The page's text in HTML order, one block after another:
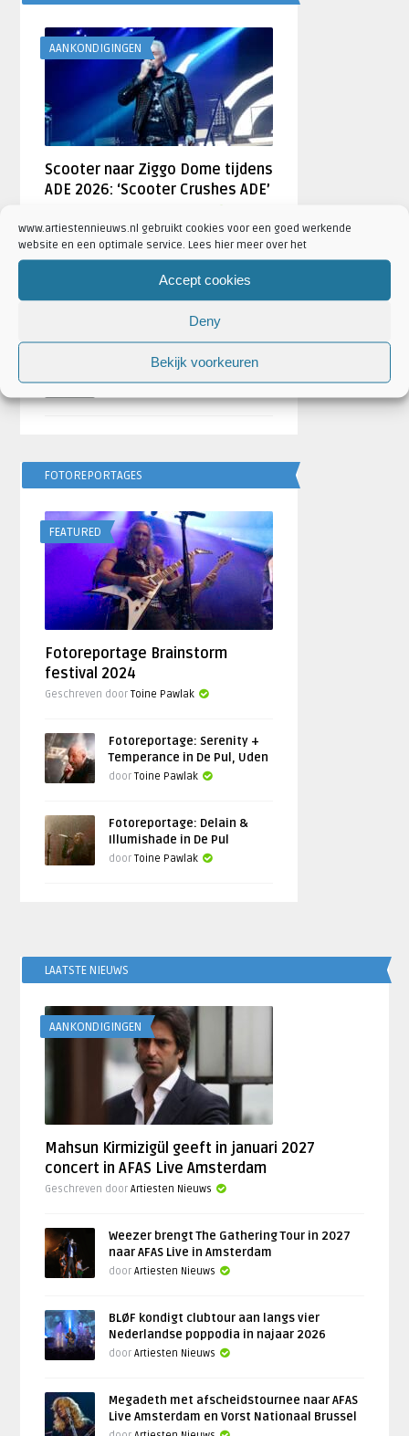
www.artiestennieuws.nl gebruikt cookies voor een goed werkende
website en een optimale service. Lees hier meer over het
Accept cookies
Deny
Bekijk voorkeuren
AANKONDIGINGEN
Scooter naar Ziggo Dome tijdens
ADE 2026: ‘Scooter Crushes ADE’
Bulgarije wint Eurovisie
Songfestival 2026,
Nederland ontbreekt
Festivalseizoen 2026 trapt
af met REBiRTH Festival
FOTOREPORTAGES
FEATURED
Fotoreportage Brainstorm
festival 2024
Geschreven doorToine Pawlak
Fotoreportage: Serenity +
Temperance in De Pul, Uden
doorToine Pawlak
Fotoreportage: Delain &
Illumishade in De Pul
doorToine Pawlak
LAATSTE NIEUWS
AANKONDIGINGEN
Mahsun Kirmizigül geeft in januari 2027
concert in AFAS Live Amsterdam
Geschreven doorArtiesten Nieuws
Weezer brengt The Gathering Tour in 2027
naar AFAS Live in Amsterdam
doorArtiesten Nieuws
BLØF kondigt clubtour aan langs vier
Nederlandse poppodia in najaar 2026
doorArtiesten Nieuws
Megadeth met afscheidstournee naar AFAS
Live Amsterdam en Vorst Nationaal Brussel